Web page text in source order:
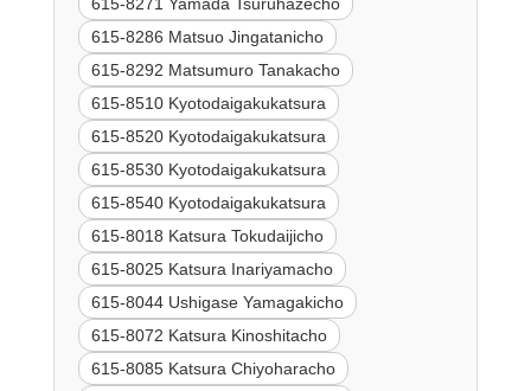
615-8286 Matsuo Jingatanicho
615-8292 Matsumuro Tanakacho
615-8510 Kyotodaigakukatsura
615-8520 Kyotodaigakukatsura
615-8530 Kyotodaigakukatsura
615-8540 Kyotodaigakukatsura
615-8018 Katsura Tokudaijicho
615-8025 Katsura Inariyamacho
615-8044 Ushigase Yamagakicho
615-8072 Katsura Kinoshitacho
615-8085 Katsura Chiyoharacho